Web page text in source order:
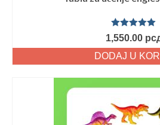
Ocenjeno
sa5.00 od
5
1,550.00
DODAJ U